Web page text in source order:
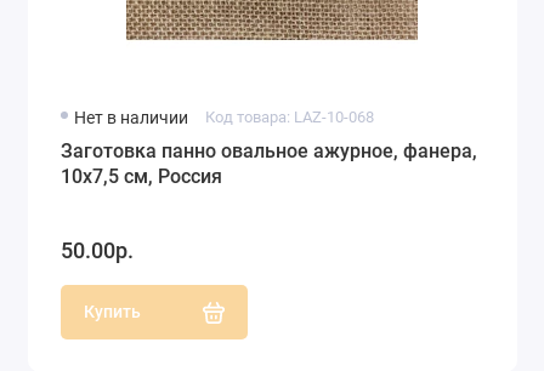
Нет в наличии Код товара: LAZ-10-068
Заготовка панно овальное ажурное, фанера,
10х7,5 см, Россия
50.00р.
Купить